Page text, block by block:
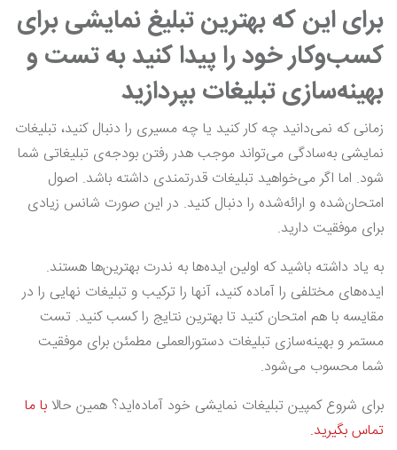
برای این که بهترین تبلیغ نمایشی برای
کسب‌وکار خود را پیدا کنید به تست و
بهینه‌سازی تبلیغات بپردازید
زمانی که نمی‌دانید چه کار کنید یا چه مسیری را دنبال کنید، تبلیغات
نمایشی به‌سادگی می‌تواند موجب هدر رفتن بودجه‌ی تبلیغاتی شما
شود. اما اگر می‌خواهید تبلیغات قدرتمندی داشته باشد. اصول
امتحان‌شده و ارائه‌شده را دنبال کنید. در این صورت شانس زیادی
برای موفقیت دارید.
به یاد داشته باشید که اولین ایده‌ها به ندرت بهترین‌ها هستند.
ایده‌های مختلفی را آماده کنید، آنها را ترکیب و تبلیغات نهایی را در
مقایسه با هم امتحان کنید تا بهترین نتایج را کسب کنید. تست
مستمر و بهینه‌سازی تبلیغات دستورالعملی مطمئن برای موفقیت
شما محسوب می‌شود.
برای شروع کمپین تبلیغات نمایشی خود آماده‌اید؟ همین حالا با ما
تماس بگیرید.